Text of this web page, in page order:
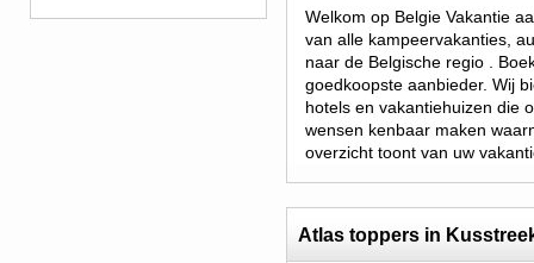
Welkom op Belgie Vakantie
van alle kampeervakanties,
naar de Belgische regio .
goedkoopste aanbieder. Wij
hotels en vakantiehuizen die
wensen kenbaar maken
overzicht toont van uw
Atlas toppers in